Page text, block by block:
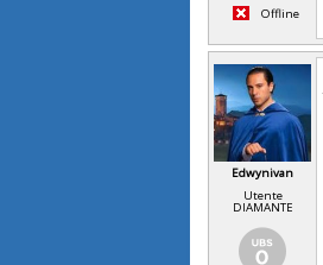
Offline
Edwynivan
Utente
DIAMANTE